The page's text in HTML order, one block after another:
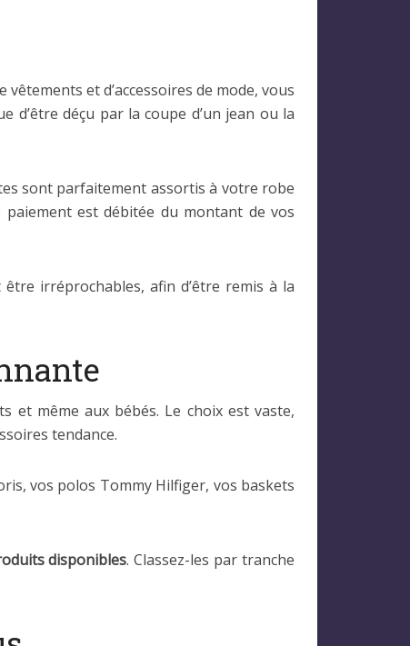
et d’accessoires de mode, vous
d’être déçu par la coupe d’un jean ou la
sont parfaitement assortis à votre robe
paiement est débitée du montant de vos
irréprochables, afin d’être remis à la
et même aux bébés. Le choix est vaste,
tendance.
vos polos Tommy Hilfiger, vos baskets
disponibles. Classez-les par tranche